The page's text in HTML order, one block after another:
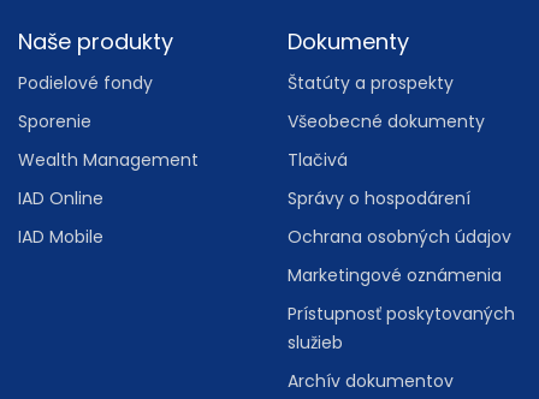
Footer
Naše produkty
Podielové fondy
Sporenie
Wealth Management
IAD Online
IAD Mobile
Dokumenty
Štatúty a prospekty
Všeobecné dokumenty
Tlačivá
Správy o hospodárení
Ochrana osobných údajov
Marketingové oznámenia
Prístupnosť poskytovaných
služieb
Archív dokumentov